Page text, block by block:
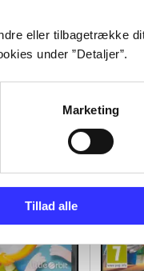
eller tilbagetrække
under ”Detaljer”.
Marketing
Tillad alle